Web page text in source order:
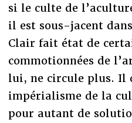
si le culte de
il est sous-jacent
Clair fait état de
commotionnées de
lui, ne circule plus. Il
impérialisme de la
pour autant de